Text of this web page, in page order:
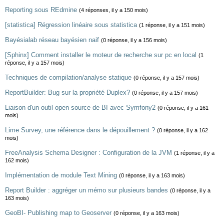
Reporting sous REdmine (4 réponses, il y a 150 mois)
[statistica] Régression linéaire sous statistica (1 réponse, il y a 151 mois)
Bayésialab réseau bayésien naif (0 réponse, il y a 156 mois)
[Sphinx] Comment installer le moteur de recherche sur pc en local (1
réponse, il y a 157 mois)
Techniques de compilation/analyse statique (0 réponse, il y a 157 mois)
ReportBuilder: Bug sur la propriété Duplex? (0 réponse, il y a 157 mois)
Liaison d'un outil open source de BI avec Symfony2 (0 réponse, il y a 161
mois)
Lime Survey, une référence dans le dépouillement ? (0 réponse, il y a 162
mois)
FreeAnalysis Schema Designer : Configuration de la JVM (1 réponse, il y a
162 mois)
Implémentation de module Text Mining (0 réponse, il y a 163 mois)
Report Builder : aggréger un mémo sur plusieurs bandes (0 réponse, il y a
163 mois)
GeoBI- Publishing map to Geoserver (0 réponse, il y a 163 mois)